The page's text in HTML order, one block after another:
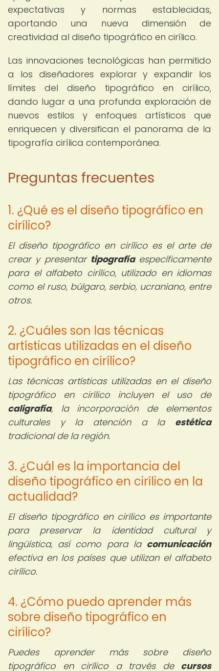
expectativas y normas establecidas,
aportando una nueva dimensión de
creatividad al diseño tipográfico en cirílico.
Las innovaciones tecnológicas han permitido
a los diseñadores explorar y expandir los
límites del diseño tipográfico en cirílico,
dando lugar a una profunda exploración de
nuevos estilos y enfoques artísticos que
enriquecen y diversifican el panorama de la
tipografía cirílica contemporánea.
Preguntas frecuentes
1. ¿Qué es el diseño tipográfico en
cirílico?
El diseño tipográfico en cirílico es el arte de
crear y presentar tipografíaespecíficamente
para el alfabeto cirílico, utilizado en idiomas
como el ruso, búlgaro, serbio, ucraniano, entre
otros.
2. ¿Cuáles son las técnicas
artísticas utilizadas en el diseño
tipográfico en cirílico?
Las técnicas artísticas utilizadas en el diseño
tipográfico en cirílico incluyen el uso de
caligrafía, la incorporación de elementos
culturales y la atención a la estética
tradicional de la región.
3. ¿Cuál es la importancia del
diseño tipográfico en cirílico en la
actualidad?
El diseño tipográfico en cirílico es importante
para preservar la identidad cultural y
lingüística, así como para la comunicación
efectiva en los países que utilizan el alfabeto
cirílico.
4. ¿Cómo puedo aprender más
sobre diseño tipográfico en
cirílico?
Puedes aprender más sobre diseño
tipográfico en cirílico a través de cursos